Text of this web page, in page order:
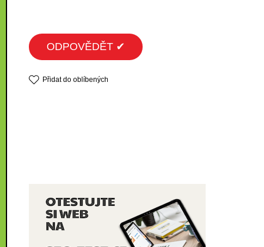
ODPOVĚDĚT ✔
Přidat do oblíbených